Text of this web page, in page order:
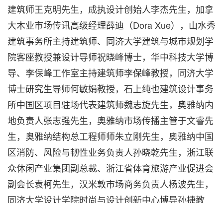
建筑师王克明先生，成执设计创始人李杰先生，加拿
大木业市场传讯高级经理薛迪（Dora Xue），山水秀
建筑事务所主持建筑师、同济大学建筑与城市规划学
院客座教授兼设计导师祝晓峰博士，华中科技大学博
导、李保峰工作室主持建筑师李保峰教授，同济大学
博士研究生导师何敏娟教授，石上纯也建筑设计事务
所中国区项目驻场代表建筑师魏志旋先生，奥雅纳内
地负责人张志强先生，奥雅纳市场传播主管于文睿先
生，奥雅纳结构总工程师师朱立刚先生，奥雅纳中国
区消防、风险与韧性业务负责人孙晓乾先生，浙江联
众休闲产业集团副总裁、浙江省体育旅游产业促进会
副会长袁柯先生，汉米敦市场商务负责人杨波先生，
同济大学设计学院时尚与设计创新中心博导孙捷教